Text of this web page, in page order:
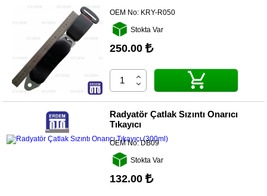
OEM No: KRY-R050
Stokta Var
250.00
Radyatör Çatlak Sızıntı Onarıcı
Tıkayıcı
OEM No:DB09
Stokta Var
132.00